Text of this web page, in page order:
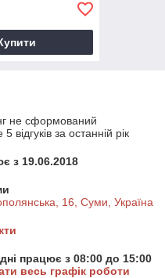
не сформований
відгуків за останній рік
з 19.06.2018
16, Суми, Україна
працює з 08:00 до 15:00
весь графік роботи